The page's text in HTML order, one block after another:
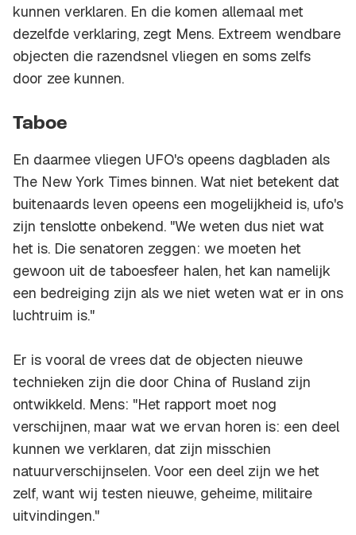
kunnen verklaren. En die komen allemaal met
dezelfde verklaring, zegt Mens. Extreem wendbare
objecten die razendsnel vliegen en soms zelfs
door zee kunnen.
Taboe
En daarmee vliegen UFO's opeens dagbladen als
The New York Times binnen. Wat niet betekent dat
buitenaards leven opeens een mogelijkheid is, ufo's
zijn tenslotte onbekend. "We weten dus niet wat
het is. Die senatoren zeggen: we moeten het
gewoon uit de taboesfeer halen, het kan namelijk
een bedreiging zijn als we niet weten wat er in ons
luchtruim is."
Er is vooral de vrees dat de objecten nieuwe
technieken zijn die door China of Rusland zijn
ontwikkeld. Mens: "Het rapport moet nog
verschijnen, maar wat we ervan horen is: een deel
kunnen we verklaren, dat zijn misschien
natuurverschijnselen. Voor een deel zijn we het
zelf, want wij testen nieuwe, geheime, militaire
uitvindingen."